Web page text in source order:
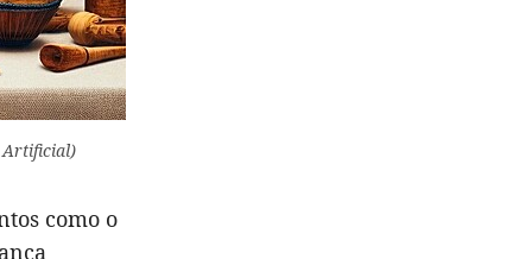
Artificial)
como o